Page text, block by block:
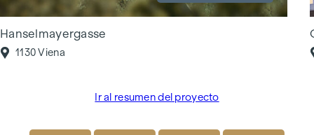
Hanselmayergasse
1130 Viena
Ir al resumen del proyecto